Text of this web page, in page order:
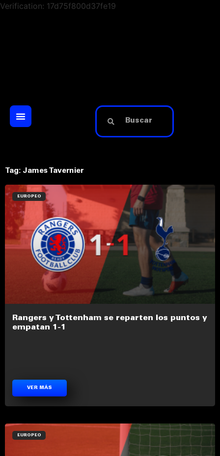
Verification: 17d75f800d37fe19
Tag: James Tavernier
EUROPEO
Rangers y Tottenham se reparten los puntos y
empatan 1-1
VER MÁS
EUROPEO